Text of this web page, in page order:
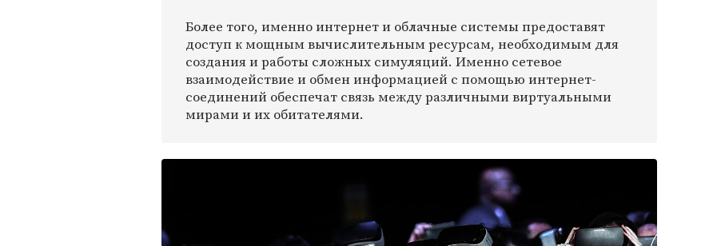
Более того, именно интернет и облачные системы предоставят
доступ к мощным вычислительным ресурсам, необходимым для
создания и работы сложных симуляций. Именно сетевое
взаимодействие и обмен информацией с помощью интернет-
соединений обеспечат связь между различными виртуальными
мирами и их обитателями.